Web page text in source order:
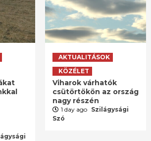
AKTUALITÁSOK
KÖZÉLET
Viharok várhatók
csütörtökön az ország
nagy részén
1 day ago Szilágysági
Szó